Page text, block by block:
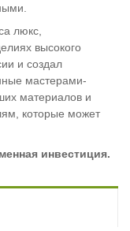
люкс,
высокого
и создал
мастерами-
материалов и
которые может
инвестиция.